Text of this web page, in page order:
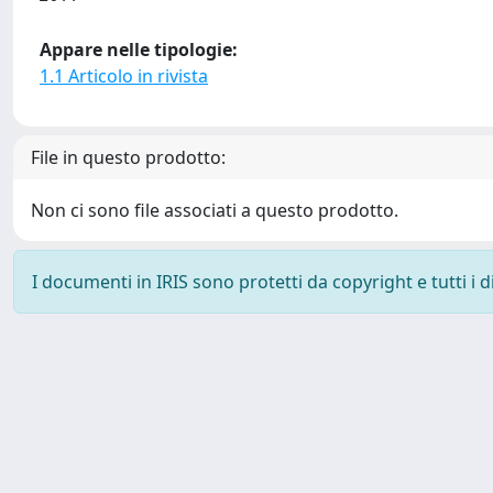
Appare nelle tipologie:
1.1 Articolo in rivista
File in questo prodotto:
Non ci sono file associati a questo prodotto.
I documenti in IRIS sono protetti da copyright e tutti i